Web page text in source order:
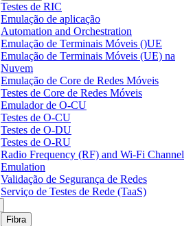
Testes de RIC
Emulação de aplicação
Automation and Orchestration
Emulação de Terminais Móveis ()UE
Emulação de Terminais Móveis (UE) na
Nuvem
Emulação de Core de Redes Móveis
Testes de Core de Redes Móveis
Emulador de O-CU
Testes de O-CU
Testes de O-DU
Testes de O-RU
Radio Frequency (RF) and Wi-Fi Channel
Emulation
Validação de Segurança de Redes
Serviço de Testes de Rede (TaaS)
Fibra